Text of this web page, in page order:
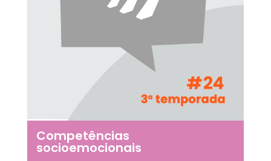
Competências
socioemocionais